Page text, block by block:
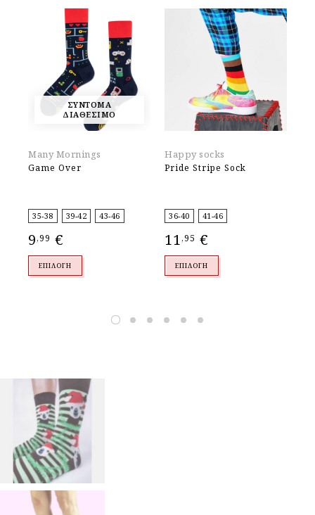
ΣΥΝΤΟΜΑ
ΔΙΑΘΕΣΙΜΟ
Many Mornings
Game Over
35-38 39-42 43-46
9,99 €
ΕΠΙΛΟΓΉ
Happy socks
Pride Stripe Sock
36-40 41-46
11,95 €
ΕΠΙΛΟΓΉ